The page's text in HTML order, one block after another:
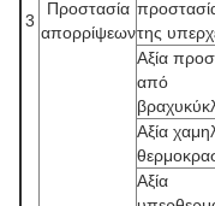
3
Προστασία
απορρίψεωντης
Αξία
από
Αξία
Αξία